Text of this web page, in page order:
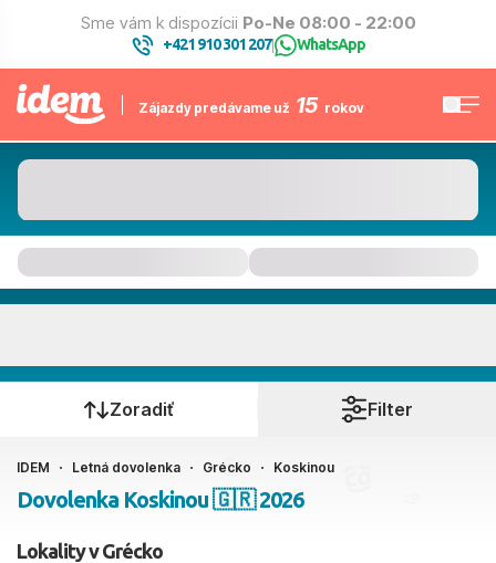
Sme vám k dispozícii Po-Ne 08:00 - 22:00
+421 910 301 207| WhatsApp
Zájazdy predávame už 15 rokov
Kedy cestujete?
Ako cestujete?
2 dospelí, 0 deti
Zoradiť Filter
IDEM Letná dovolenka Grécko Koskinou
Dovolenka Koskinou 🇬🇷 2026
Lokality v Grécko